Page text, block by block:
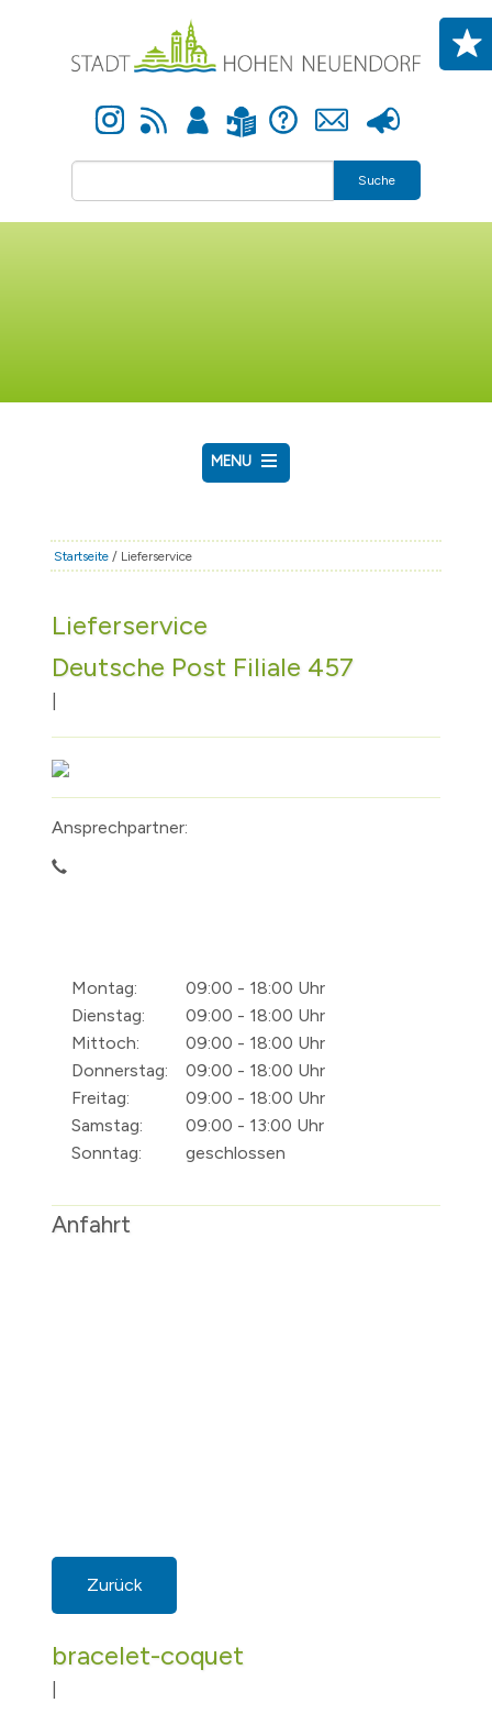
Instagram Newsfeed Anmelden Leichte Sprache Hilfe Kontakt Presse
Suche
MENU
RATHAUS & POLITIK
FAMILIE & BILDUNG
TOURISMUS
Startseite / Lieferservice
Lieferservice
Deutsche Post Filiale 457
Ansprechpartner:
Montag:
09:00 - 18:00 Uhr
Dienstag:
09:00 - 18:00 Uhr
Mittoch:
09:00 - 18:00 Uhr
Donnerstag:
09:00 - 18:00 Uhr
Freitag:
09:00 - 18:00 Uhr
Samstag:
09:00 - 13:00 Uhr
Sonntag:
geschlossen
Anfahrt
Zurück
bracelet-coquet